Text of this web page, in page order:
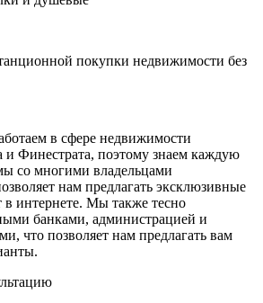
покупки недвижимости без
в сфере недвижимости
и Финестрата, поэтому знаем каждую
со многими владельцами
нам предлагать эксклюзивные
в интернете. Мы также тесно
банками, администрацией и
что позволяет нам предлагать вам